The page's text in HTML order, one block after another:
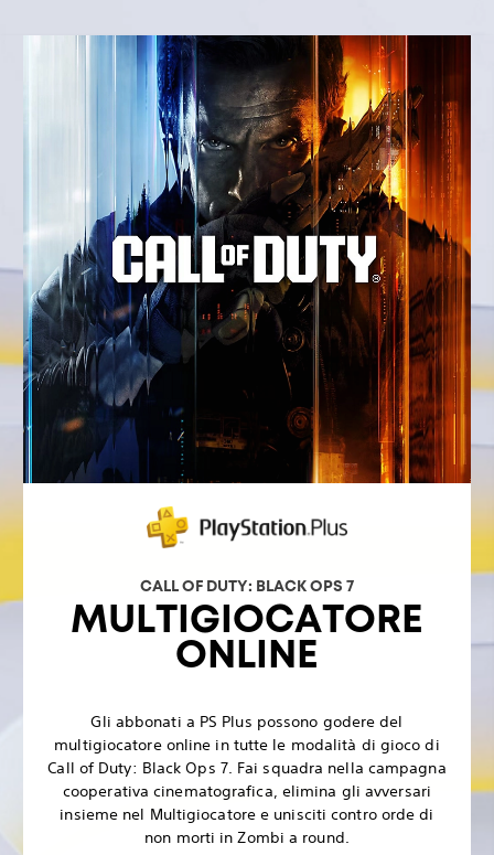
CALL OF DUTY: BLACK OPS 7
MULTIGIOCATORE
ONLINE
Gli abbonati a PS Plus possono godere del
multigiocatore online in tutte le modalità di gioco di
Call of Duty: Black Ops 7. Fai squadra nella campagna
cooperativa cinematografica, elimina gli avversari
insieme nel Multigiocatore e unisciti contro orde di
non morti in Zombi a round.